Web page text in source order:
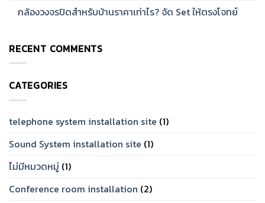
[2026]
ไหม?
งาน
[2026]
on
ดี?
แบรนด์
ทน
และ
ถือ
ปี
2026
กล้องวงจรปิดสำหรับบ้านราคาเท่าไร? จัด Set ให้ตรงโจทย์
กล้อง
วงจรปิด
สำหรับ
เท่าไร?
Set
โจทย์
RECENT COMMENTS
CATEGORIES
telephone system installation site (1)
Sound System installation site (1)
ไม่มีหมวดหมู่ (1)
Conference room installation (2)